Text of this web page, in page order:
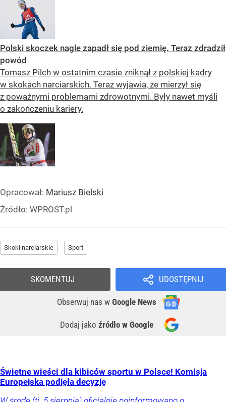
Polski skoczek nagle zapadł się pod ziemię. Teraz zdradził
powód
Tomasz Pilch w ostatnim czasie zniknął z polskiej kadry
w skokach narciarskich. Teraz wyjawia, że mierzył się
z poważnymi problemami zdrowotnymi. Były nawet myśli
o zakończeniu kariery.
Opracował: Mariusz Bielski
Źródło: WPROST.pl
Skoki narciarskie Sport
UDOSTĘPNIJ
Obserwuj nas w Google News
Dodaj jako źródło w Google
SKOMENTUJ
Świetne wieści dla kibiców sportu w Polsce! Komisja
Europejska podjęła decyzję